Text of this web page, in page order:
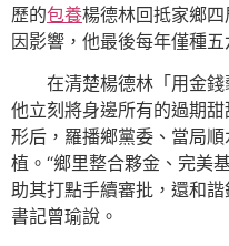
歷的包養楊德林回抵家鄉
因影響，他最後每年僅種
在清楚楊德林「用金錢
他立刻將身邊所有的過期
形后，羅播鄉黨委、當局
植。“鄉里整合夥金、完美
助其打點手續審批，還和
書記曾瑜說。